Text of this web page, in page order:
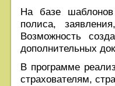
На базе
полиса,
Возможность
дополнительных
В программе
страхователям,